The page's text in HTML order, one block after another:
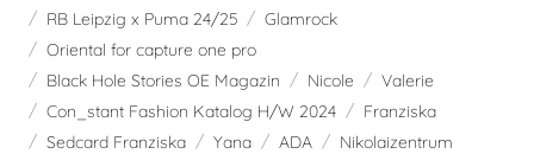
RB Leipzig x Puma 24/25
Glamrock
Oriental for capture one pro
Black Hole Stories OE Magazin
Nicole
Valerie
Con_stant Fashion Katalog H/W 2024
Franziska
Sedcard Franziska
Yana ADA
Nikolaizentrum